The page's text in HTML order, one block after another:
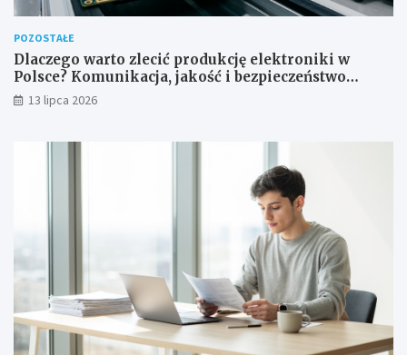
POZOSTAŁE
Dlaczego warto zlecić produkcję elektroniki w
Polsce? Komunikacja, jakość i bezpieczeństwo
dostaw
13 lipca 2026